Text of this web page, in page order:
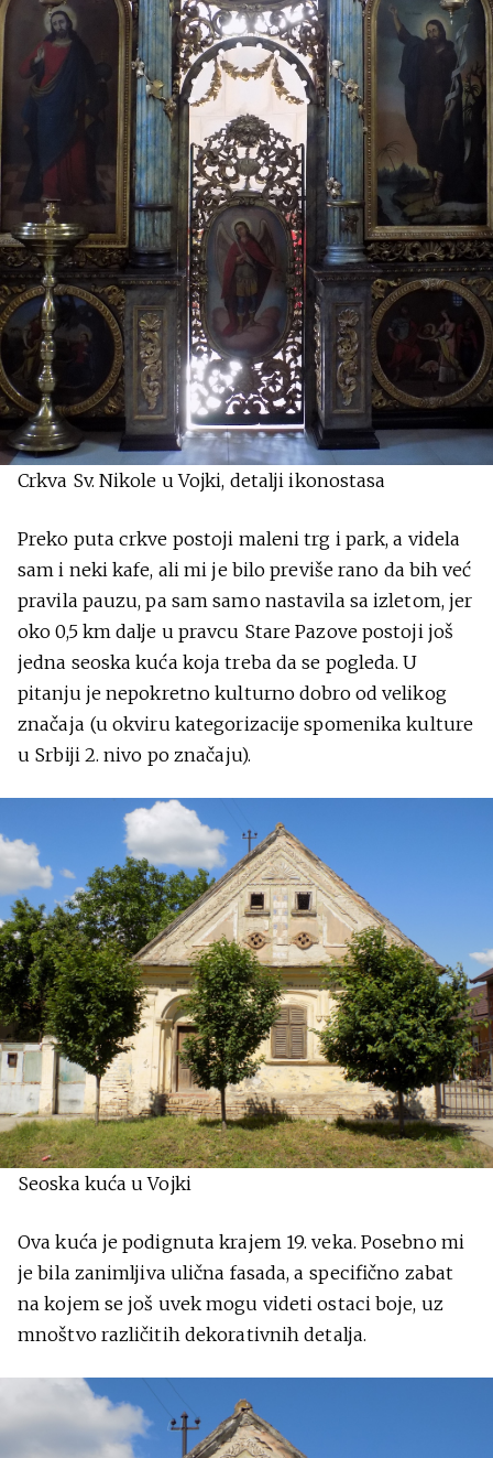
Crkva Sv. Nikole u Vojki, detalji ikonostasa
Preko puta crkve postoji maleni trg i park, a videla
sam i neki kafe, ali mi je bilo previše rano da bih već
pravila pauzu, pa sam samo nastavila sa izletom, jer
oko 0,5 km dalje u pravcu Stare Pazove postoji još
jedna seoska kuća koja treba da se pogleda. U
pitanju je nepokretno kulturno dobro od velikog
značaja (u okviru kategorizacije spomenika kulture
u Srbiji 2. nivo po značaju).
Seoska kuća u Vojki
Ova kuća je podignuta krajem 19. veka. Posebno mi
je bila zanimljiva ulična fasada, a specifično zabat
na kojem se još uvek mogu videti ostaci boje, uz
mnoštvo različitih dekorativnih detalja.